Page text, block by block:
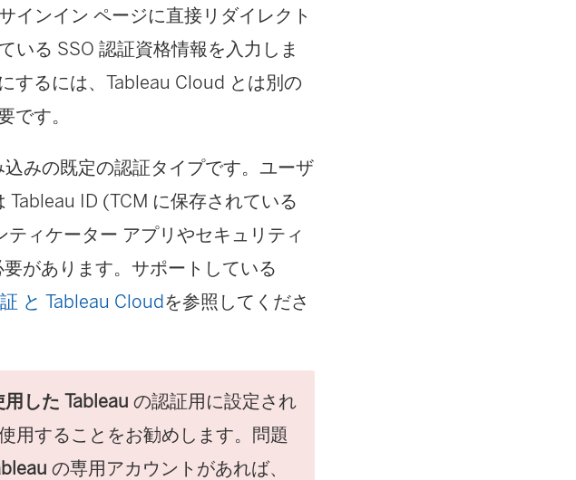
インイン ページに直接リダイレクト
いる SSO 認証資格情報を入力しま
するには、Tableau Cloud とは別の
です。
込みの既定の認証タイプです。ユーザ
ID (TCM に保存されている
ィケーター アプリやセキュリティ
があります。サポートしている
と Tableau Cloudを参照してくださ
用した Tableau の認証用に設定され
用することをお勧めします。問題
の専用アカウントがあれば、